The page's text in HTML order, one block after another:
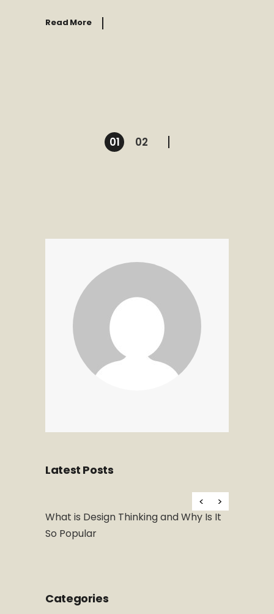
Read More
Posts01 02
Latest Posts
What is Design Thinking and Why Is It
So Popular
Categories